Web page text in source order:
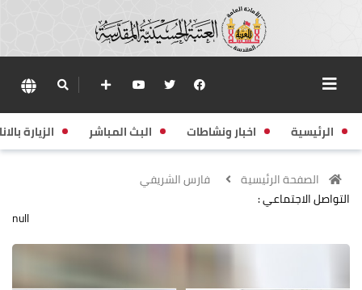
الرئيسية اخبار ونشاطات البث المباشر الزيارة
الصفحة الرئيسية
فارس الشريفي
التواصل الاجتماعي :
null